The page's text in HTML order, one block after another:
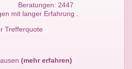
mit langer Erfahrung .
Trefferquote
(mehr erfahren)
Beratungen: 2447